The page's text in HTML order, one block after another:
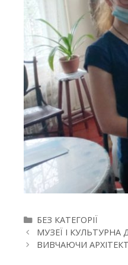
БЕЗ КАТЕГОРІЇ
МУЗЕЇ І КУЛЬТУРНА
ВИВЧАЮЧИ